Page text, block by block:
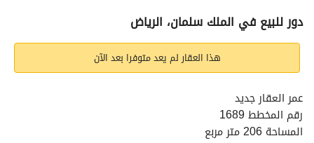
التفاصيل معلومات ترخيص الإعلان
دور للبيع في الملك سلمان، الرياض
هذا العقار لم يعد متوفرا بعد الآن
عمر العقار جديد
رقم المخطط 1689
المساحة 206 متر مربع